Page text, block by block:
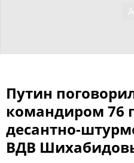
Путин
командиром 76
десантно-
ВДВ